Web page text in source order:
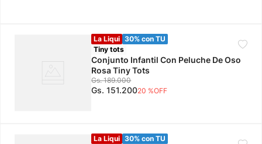
La Liqui 30% con TU
Tiny tots
Conjunto Infantil Con Peluche De Oso
Rosa Tiny Tots
Gs. 189.000
Gs. 151.20020 %OFF
La Liqui 30% con TU